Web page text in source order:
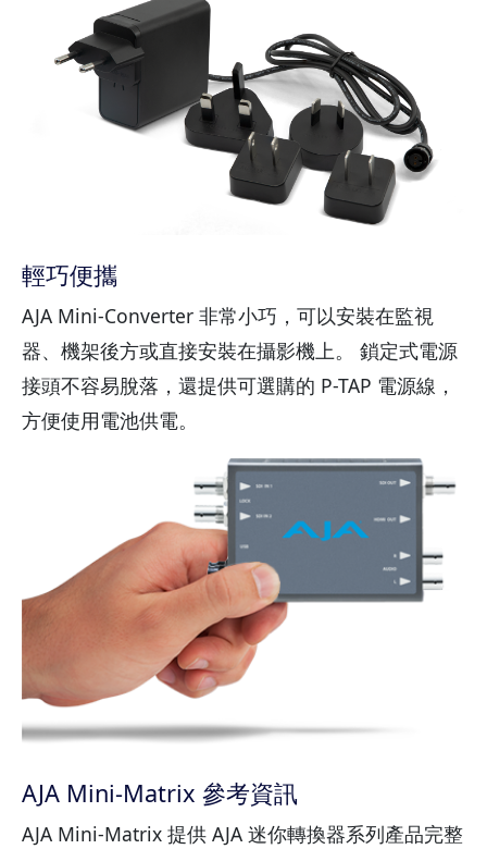
輕巧便攜
AJA Mini-Converter 非常小巧，可以安裝在監視
器、機架後方或直接安裝在攝影機上。 鎖定式電源
接頭不容易脫落，還提供可選購的 P-TAP 電源線，
方便使用電池供電。
AJA Mini-Matrix 參考資訊
AJA Mini-Matrix 提供 AJA 迷你轉換器系列產品完整